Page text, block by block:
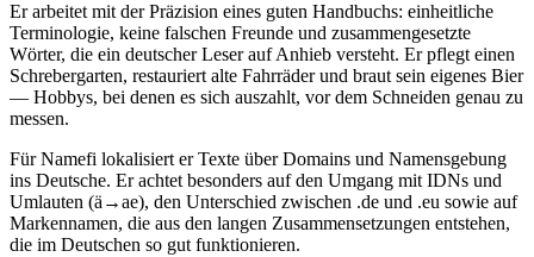
Er arbeitet mit der Präzision eines guten Handbuchs: einheitliche
Terminologie, keine falschen Freunde und zusammengesetzte
Wörter, die ein deutscher Leser auf Anhieb versteht. Er pflegt einen
Schrebergarten, restauriert alte Fahrräder und braut sein eigenes Bier
— Hobbys, bei denen es sich auszahlt, vor dem Schneiden genau zu
messen.
Für Namefi lokalisiert er Texte über Domains und Namensgebung
ins Deutsche. Er achtet besonders auf den Umgang mit IDNs und
Umlauten (ä→ae), den Unterschied zwischen .de und .eu sowie auf
Markennamen, die aus den langen Zusammensetzungen entstehen,
die im Deutschen so gut funktionieren.